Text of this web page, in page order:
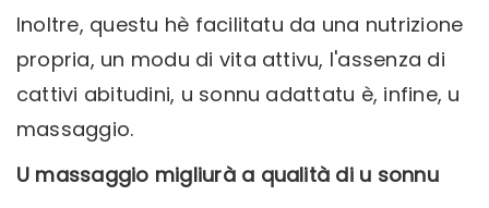
Inoltre, questu hè facilitatu da una nutrizione
propria, un modu di vita attivu, l'assenza di
cattivi abitudini, u sonnu adattatu è, infine, u
massaggio.
U massaggio migliurà a qualità di u sonnu